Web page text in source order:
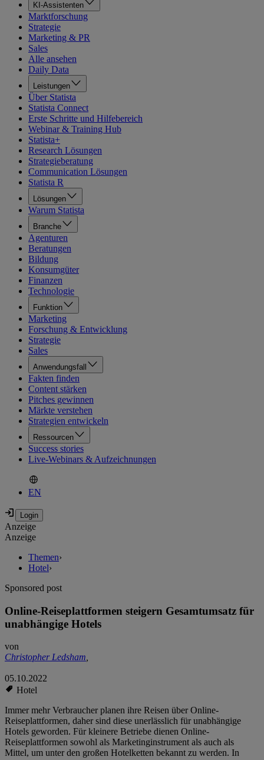
KI-Assistenten
Marktforschung
Strategie
Marketing & PR
Sales
Alle ansehen
Daily Data
Leistungen
Über Statista
Statista Connect
Erste Schritte und Hilfebereich
Webinar & Training Hub
Statista+
Research Lösungen
Strategieberatung
Communication Lösungen
Statista R
Lösungen
Warum Statista
Branche
Agenturen
Beratungen
Bildung
Konsumgüter
Finanzen
Technologie
Funktion
Marketing
Forschung & Entwicklung
Strategie
Sales
Anwendungsfall
Fakten finden
Content stärken
Pitches gewinnen
Märkte verstehen
Strategien entwickeln
Ressourcen
Success stories
Live-Webinars & Aufzeichnungen
EN
Anzeige
Anzeige
Themen›
Hotel›
Sponsored post
Online-Reiseplattformen steigern Gesamtumsatz für
unabhängige Hotels
von
Christopher Ledsham,
05.10.2022
Hotel
Immer mehr Verbraucher planen ihre Reisen über Online-
Reiseplattformen, daher sind diese unerlässlich für unabhängige
Hotels geworden. Für kleinere Betriebe dienen Online-
Reiseplattformen sowohl als Marketinginstrument als auch als
Mittel, um unter den großen Hotelketten bekannt zu werden. In